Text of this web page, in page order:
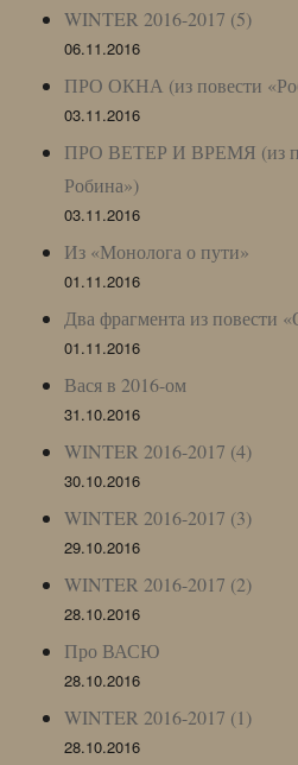
WINTER 2016-2017 (5)
06.11.2016
ПРО ОКНА (из повести
03.11.2016
ПРО ВЕТЕР И ВРЕМЯ (из
Робина»)
03.11.2016
Из «Монолога о пути»
01.11.2016
Два фрагмента из
01.11.2016
Вася в 2016-ом
31.10.2016
WINTER 2016-2017 (4)
30.10.2016
WINTER 2016-2017 (3)
29.10.2016
WINTER 2016-2017 (2)
28.10.2016
Про ВАСЮ
28.10.2016
WINTER 2016-2017 (1)
28.10.2016